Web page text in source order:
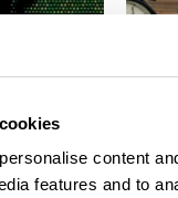
content
features and to